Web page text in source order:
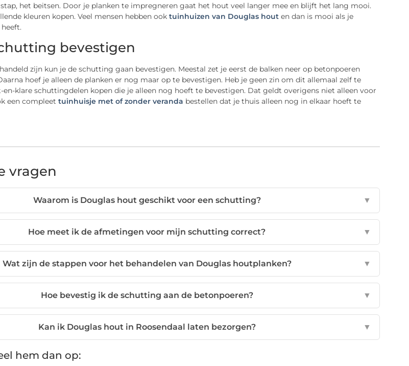
het beitsen. Door je planken te impregneren gaat het hout veel langer mee en blijft het lang mooi.
kleuren kopen. Veel mensen hebben ook tuinhuizen van Douglas hout en dan is mooi als je
bevestigen
zijn kun je de schutting gaan bevestigen. Meestal zet je eerst de balken neer op betonpoeren
hoef je alleen de planken er nog maar op te bevestigen. Heb je geen zin om dit allemaal zelf te
en-klare schuttingdelen kopen die je alleen nog hoeft te bevestigen. Dat geldt overigens niet alleen voor
een compleet tuinhuisje met of zonder veranda bestellen dat je thuis alleen nog in elkaar hoeft te
vragen
Waarom is Douglas hout geschikt voor een schutting? ▼
Hoe meet ik de afmetingen voor mijn schutting correct? ▼
Wat zijn de stappen voor het behandelen van Douglas houtplanken? ▼
Hoe bevestig ik de schutting aan de betonpoeren? ▼
Kan ik Douglas hout in Roosendaal laten bezorgen? ▼
hem dan op: